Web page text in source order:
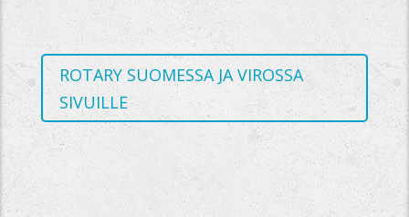
ROTARY SUOMESSA JA VIROSSA
SIVUILLE